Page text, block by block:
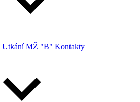
Utkání MŽ "B" Kontakty